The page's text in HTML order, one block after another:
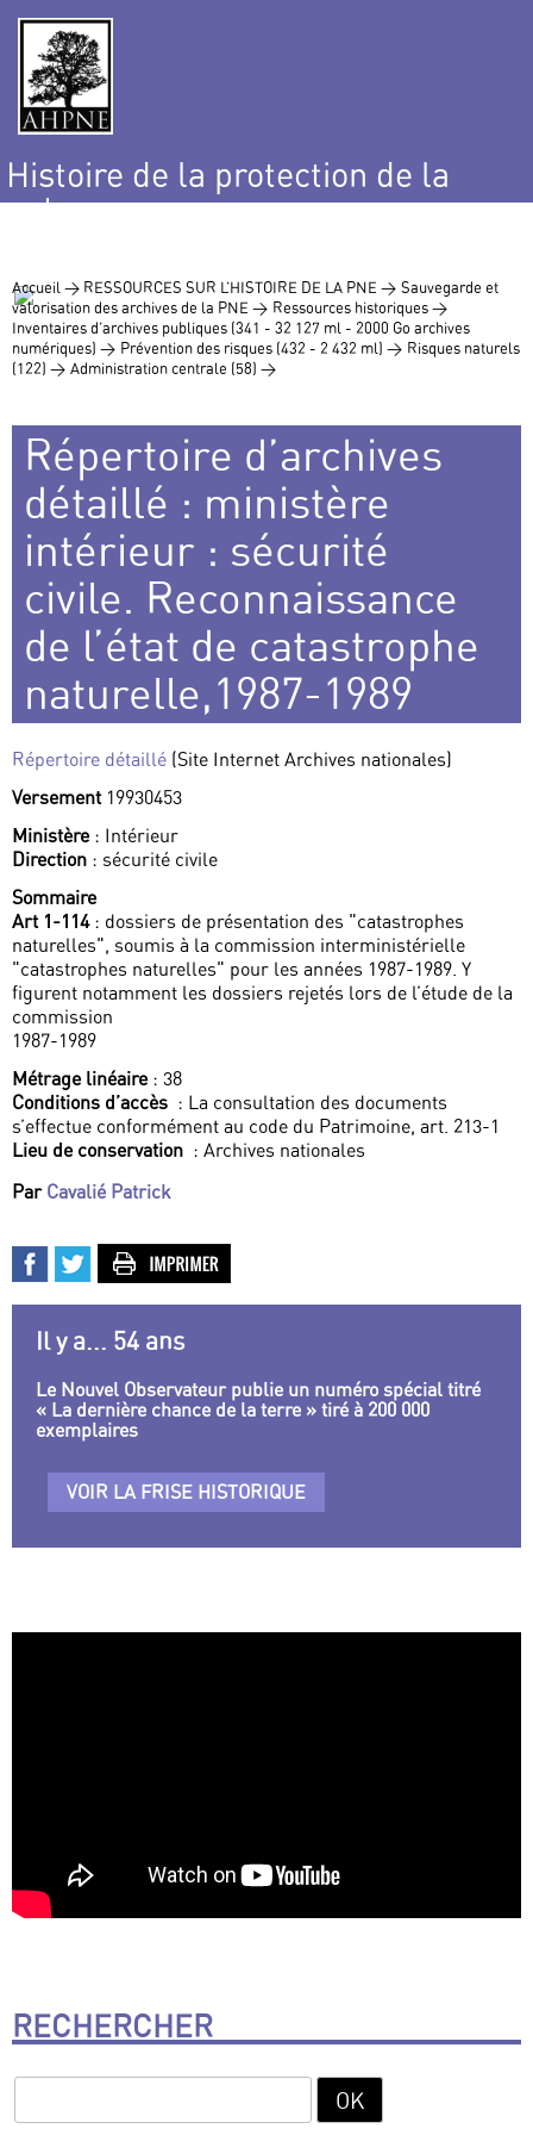
Histoire de la protection de la
nature
Accueil > RESSOURCES SUR L’HISTOIRE DE LA PNE > Sauvegarde et
valorisation des archives de la PNE > Ressources historiques >
Inventaires d’archives publiques (341 - 32 127 ml - 2000 Go archives
numériques) > Prévention des risques (432 - 2 432 ml) > Risques naturels
(122) > Administration centrale (58) >
Répertoire d’archives
détaillé : ministère
intérieur : sécurité
civile. Reconnaissance
de l’état de catastrophe
naturelle,1987-1989
Répertoire détaillé (Site Internet Archives nationales)
Versement 19930453
Ministère: Intérieur
Direction : sécurité civile
Sommaire
Art 1-114: dossiers de présentation des "catastrophes
naturelles", soumis à la commission interministérielle
"catastrophes naturelles" pour les années 1987-1989. Y
figurent notamment les dossiers rejetés lors de l’étude de la
commission
1987-1989
Métrage linéaire: 38
Conditions d’accès : La consultation des documents
s’effectue conformément au code du Patrimoine, art. 213-1
Lieu de conservation : Archives nationales
Par Cavalié Patrick
Il y a... 54 ans
Le Nouvel Observateur publie un numéro spécial titré
« La dernière chance de la terre » tiré à 200 000
exemplaires
VOIR LA FRISE HISTORIQUE
RECHERCHER